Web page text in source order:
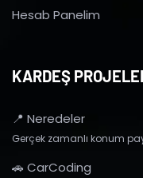
Hesab Panelim
KARDEŞ
📍 Neredeler
Gerçek zamanlı konum
🚗 CarCoding